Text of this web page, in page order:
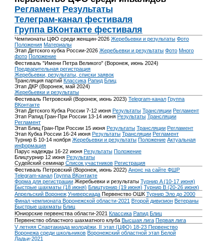
Регламент Результаты
Телеграм-канал фестиваля
Группа ВКонтакте фестиваля
Чемпионаты ЦФО среди женщин-2026 Жеребьевки и результаты Фото
Положения Материалы
Этап Детского кубка России-2026 Жеребьевки и результаты Фото Много
фото Положение
Фестиваль "Имени Петра Великого" (Воронеж, июнь 2024)
Предварительная регистрация
Жеребьевки, результаты, списки заявок
Трансляция партий Классика Рапид Блиц
Этап ДКР (Воронеж, май 2024)
Жеребьевки и результаты
Фестиваль Петровский (Воронеж, июнь 2023) Telegram-канал Группа
ВКонтакте
Этап Детского Кубка России 7-12 июня Результаты Трансляции Регламент
Этап Рапид Гран-При России 13-14 июня Результаты Трансляции
Регламент
Этап Блиц Гран-При России 15 июня Результаты Трансляции Регламент
Этап Кубка России 16-24 июня Результаты Трансляции Регламент
Турнир Б 10-14 ноября Жеребьевки и результаты Положение Актуальная
информация
Парус надежды 16-22 июня Результаты Положение
Блицтурнир 12 июня Результаты
Судейский семинар Список участников Регистрация
Фестиваль Петровский (Воронеж, июнь 2022) Анонс на сайте ФШР
Telegram-канал Группа ВКонтакте
Форма для регистрации Жеребьевки и результаты Турнир A (10-17 июня)
Быстрые шахматы (18 июня) Блицтурнир (19 июня) Турнир B (20-26 июня)
Апрельский Воронеж Универсиада Первенство ОШК Турнир Эло до 2000
Финал чемпионата Воронежской области-2021 Второй дивизион Ветераны
Быстрые шахматы Блиц
Юниорские первенства области-2021 Классика Рапид Блиц
Первенство областного шахматного клуба Высшая лига Первая лига
V летняя Спартакиада молодёжи, II этап (ЦФО) 18-23 Первенство
Воронежа среди школьников Воронежский областной этап Белой
Ладьи-2021